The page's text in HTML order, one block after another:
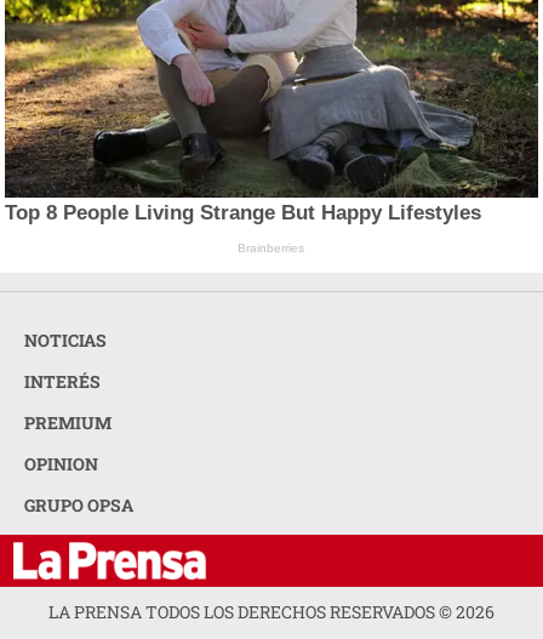
Top 8 People Living Strange But Happy Lifestyles
Brainberries
NOTICIAS
INTERÉS
PREMIUM
OPINION
GRUPO OPSA
LA PRENSA TODOS LOS DERECHOS RESERVADOS ©2026